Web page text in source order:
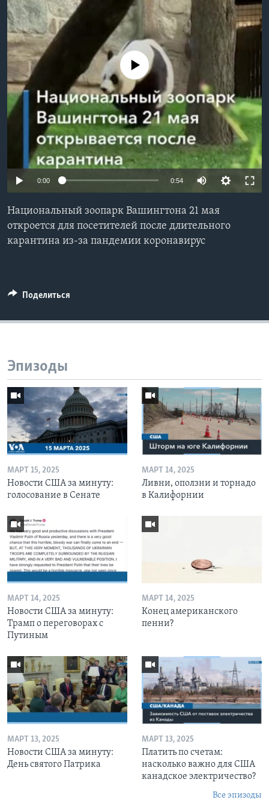
Learning English
СОЦИАЛЬНЫЕ СЕТИ
Языки
No media source currently available
0:00 0:54
Национальный зоопарк Вашингтона 21 мая
откроется для посетителей после длительного
карантина из-за пандемии коронавирус
Поделиться
Эпизоды
МАРТ 15, 2025
Новости США за минуту:
голосование в Сенате
МАРТ 14, 2025
Ливни, оползни и торнадо
в Калифорнии
МАРТ 14, 2025
Новости США за минуту:
Трамп о переговорах с
Путиным
МАРТ 14, 2025
Конец американского
пенни?
МАРТ 13, 2025
Новости США за минуту:
День святого Патрика
МАРТ 13, 2025
Платить по счетам:
насколько важно для США
канадское электричество?
Все эпизоды